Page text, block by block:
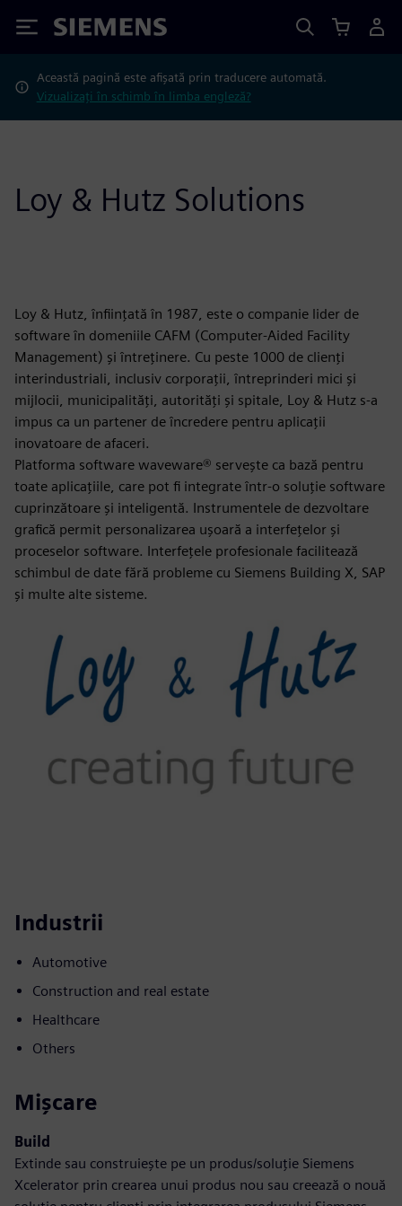
Siemens
Această pagină este afișată prin traducere automată.
Vizualizați în schimb în limba engleză?
Loy & Hutz Solutions
Loy & Hutz, înființată în 1987, este o companie lider de
software în domeniile CAFM (Computer-Aided Facility
Management) și întreținere. Cu peste 1000 de clienți
interindustriali, inclusiv corporații, întreprinderi mici și
mijlocii, municipalități, autorități și spitale, Loy & Hutz s-a
impus ca un partener de încredere pentru aplicații
inovatoare de afaceri.
Platforma software waveware® servește ca bază pentru
toate aplicațiile, care pot fi integrate într-o soluție software
cuprinzătoare și inteligentă. Instrumentele de dezvoltare
grafică permit personalizarea ușoară a interfețelor și
proceselor software. Interfețele profesionale facilitează
schimbul de date fără probleme cu Siemens Building X, SAP
și multe alte sisteme.
Industrii
Automotive
Construction and real estate
Healthcare
Others
Mișcare
Build
Extinde sau construiește pe un produs/soluție Siemens
Xcelerator prin crearea unui produs nou sau creează o nouă